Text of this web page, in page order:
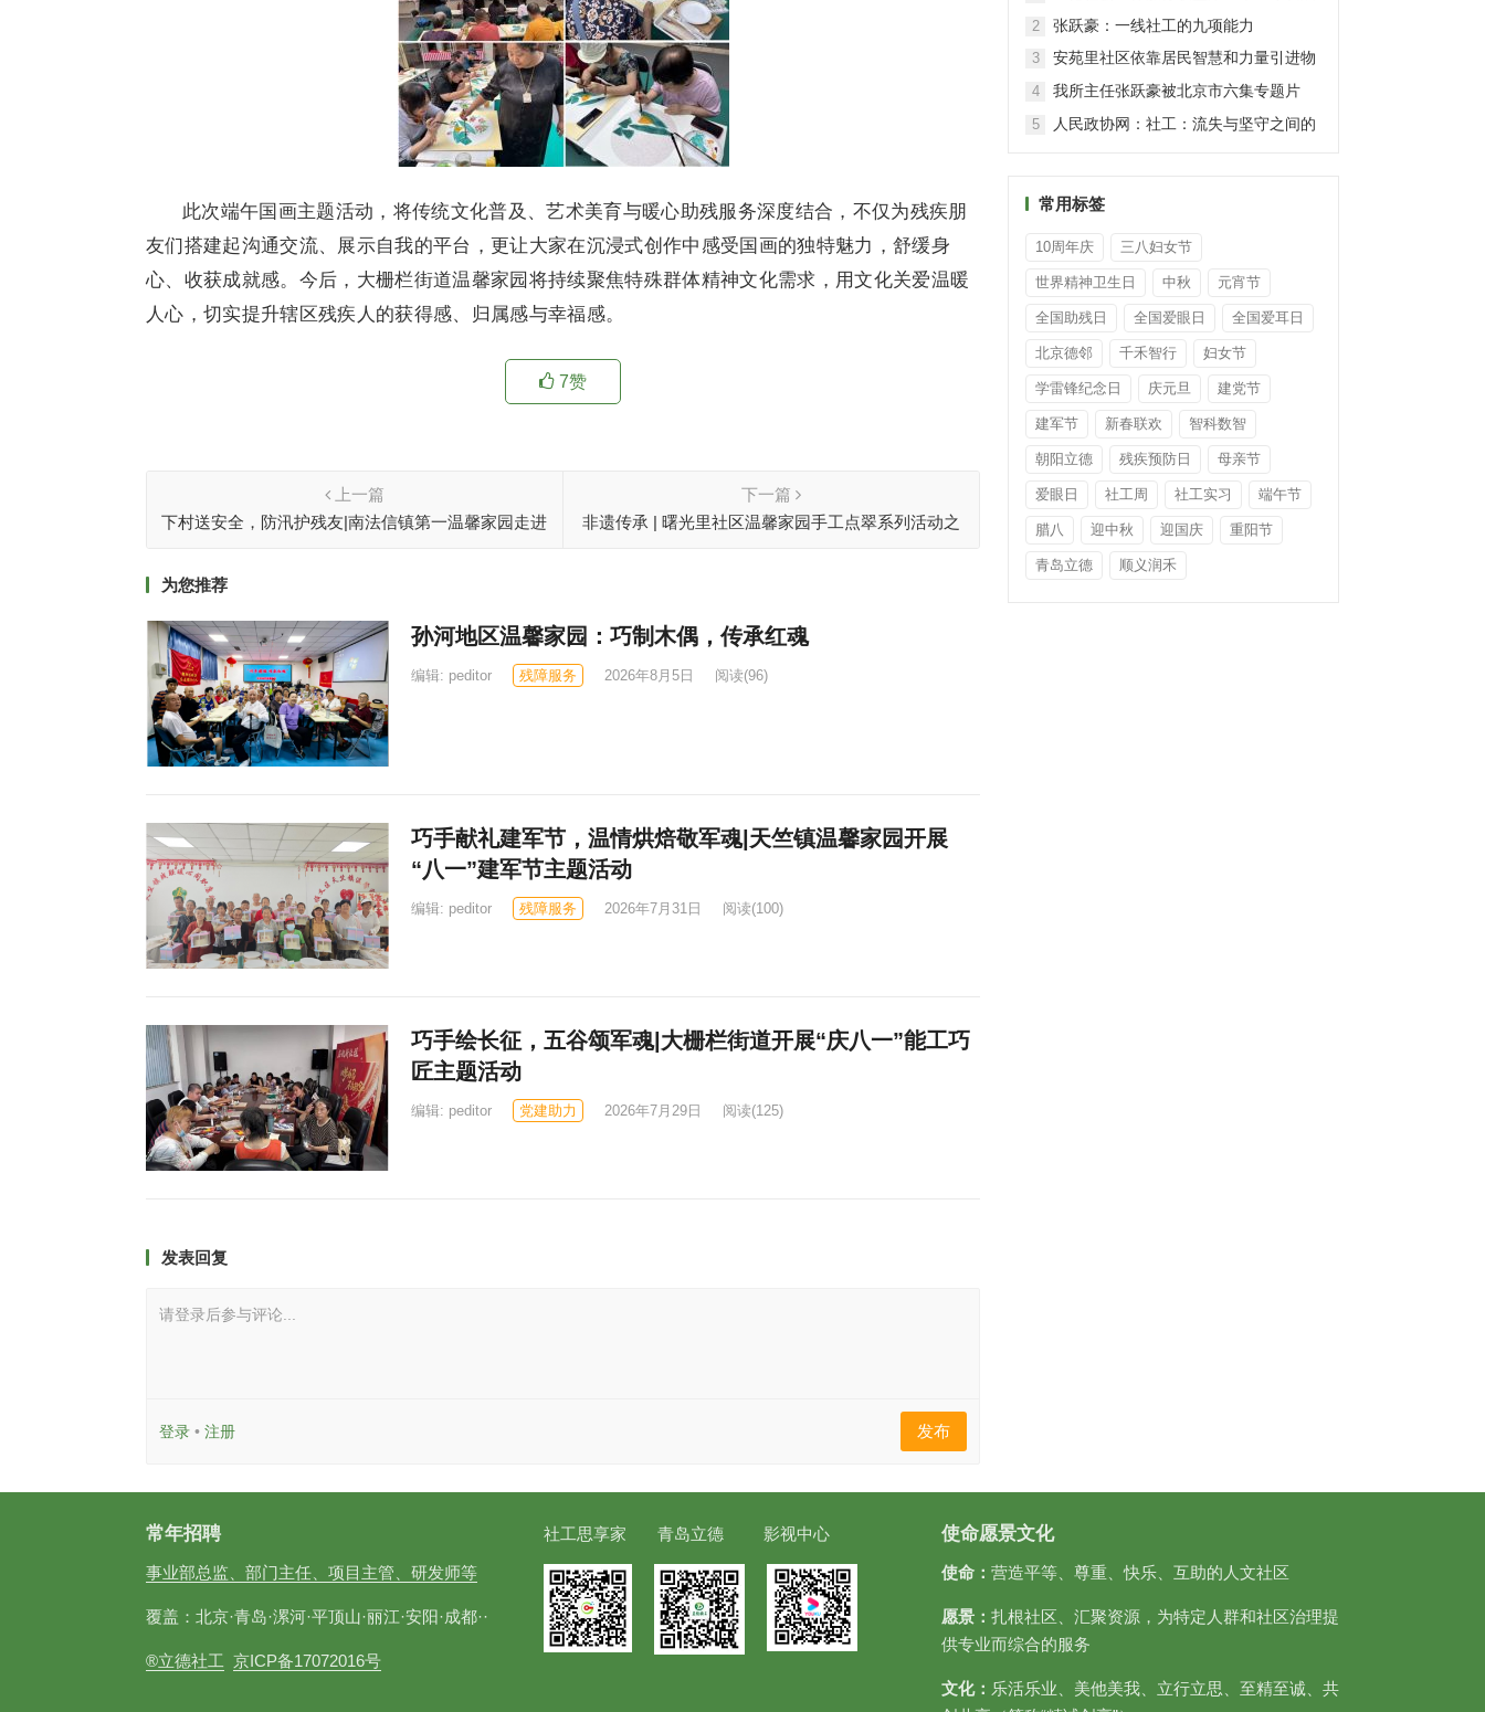
此次端午国画主题活动，将传统文化普及、艺术美育与暖心助残服务深度结合，不仅为残疾朋
友们搭建起沟通交流、展示自我的平台，更让大家在沉浸式创作中感受国画的独特魅力，舒缓身
心、收获成就感。今后，大栅栏街道温馨家园将持续聚焦特殊群体精神文化需求，用文化关爱温暖
人心，切实提升辖区残疾人的获得感、归属感与幸福感。
7赞
上一篇
下村送安全，防汛护残友|南法信镇第一温馨家园走进
下一篇
非遗传承 | 曙光里社区温馨家园手工点翠系列活动之
为您推荐
孙河地区温馨家园：巧制木偶，传承红魂
编辑: peditor 残障服务 2026年8月5日 阅读(96)
巧手献礼建军节，温情烘焙敬军魂|天竺镇温馨家园开展
“八一”建军节主题活动
编辑: peditor 残障服务 2026年7月31日 阅读(100)
巧手绘长征，五谷颂军魂|大栅栏街道开展“庆八一”能工巧
匠主题活动
编辑: peditor 党建助力 2026年7月29日 阅读(125)
发表回复
请登录后参与评论...
登录 • 注册 发布
2 张跃豪：一线社工的九项能力
3
安苑里社区依靠居民智慧和力量引进物
4
我所主任张跃豪被北京市六集专题片
5
人民政协网：社工：流失与坚守之间的
常用标签
10周年庆 三八妇女节
世界精神卫生日 中秋 元宵节
全国助残日 全国爱眼日 全国爱耳日
北京德邻 千禾智行 妇女节
学雷锋纪念日 庆元旦 建党节
建军节 新春联欢 智科数智
朝阳立德 残疾预防日 母亲节
爱眼日 社工周 社工实习 端午节
腊八 迎中秋 迎国庆 重阳节
青岛立德 顺义润禾
常年招聘
事业部总监、部门主任、项目主管、研发师等
覆盖：北京·青岛·漯河·平顶山·丽江·安阳·成都··
®立德社工 京ICP备17072016号
社工思享家 青岛立德 影视中心 使命愿景文化
使命： 营造平等、尊重、快乐、互助的人文社区
愿景： 扎根社区、汇聚资源，为特定人群和社区治理提
供专业而综合的服务
文化： 乐活乐业、美他美我、立行立思、至精至诚、共